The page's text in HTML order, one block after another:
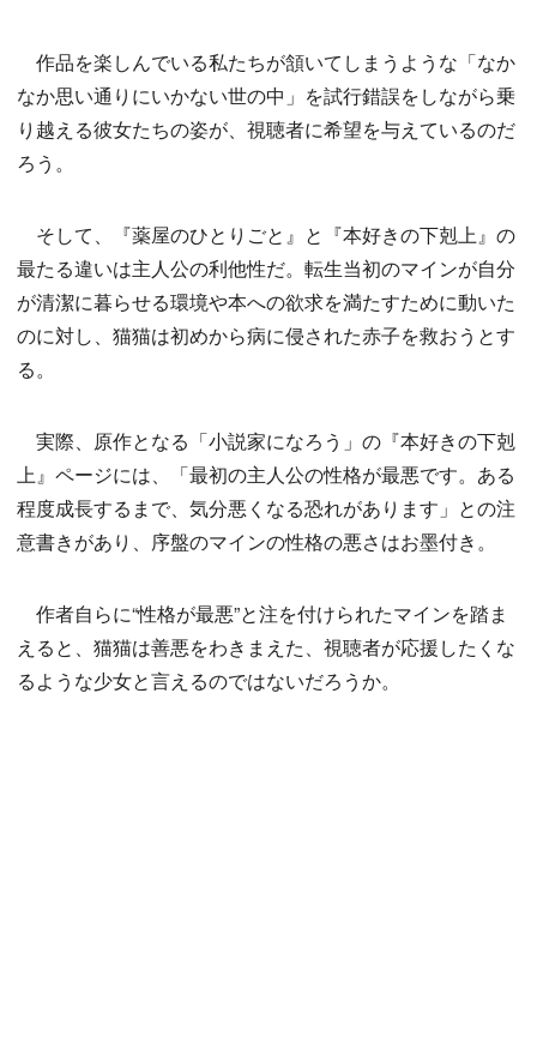
作品を楽しんでいる私たちが頷いてしまうような「なか
なか思い通りにいかない世の中」を試行錯誤をしながら乗
り越える彼女たちの姿が、視聴者に希望を与えているのだ
ろう。
そして、『薬屋のひとりごと』と『本好きの下剋上』の
最たる違いは主人公の利他性だ。転生当初のマインが自分
が清潔に暮らせる環境や本への欲求を満たすために動いた
のに対し、猫猫は初めから病に侵された赤子を救おうとす
る。
実際、原作となる「小説家になろう」の『本好きの下剋
上』ページには、「最初の主人公の性格が最悪です。ある
程度成長するまで、気分悪くなる恐れがあります」との注
意書きがあり、序盤のマインの性格の悪さはお墨付き。
作者自らに“性格が最悪”と注を付けられたマインを踏ま
えると、猫猫は善悪をわきまえた、視聴者が応援したくな
るような少女と言えるのではないだろうか。